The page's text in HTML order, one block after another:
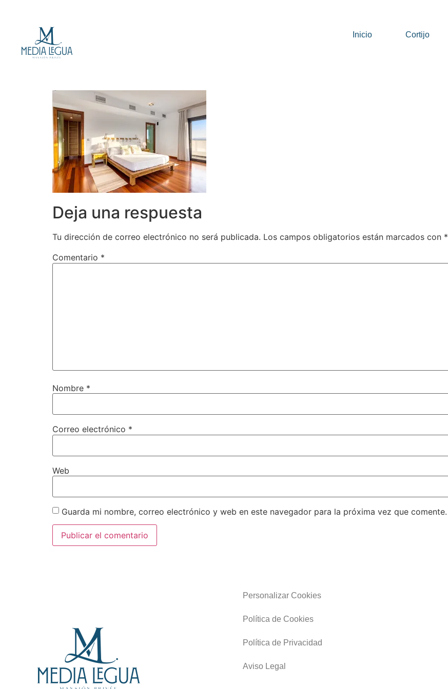
Inicio Cortijo
Deja una respuesta
Tu dirección de correo electrónico no será publicada. Los campos obligatorios están marcados con *
Comentario *
Nombre *
Correo electrónico *
Web
Guarda mi nombre, correo electrónico y web en este navegador para la próxima vez que comente.
Personalizar Cookies
Política de Cookies
Política de Privacidad
Aviso Legal